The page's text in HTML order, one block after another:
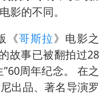
影的不同。
《哥斯拉》电影之
故事已被翻拍过28
周年纪念。 在之
出品、著名导演罗